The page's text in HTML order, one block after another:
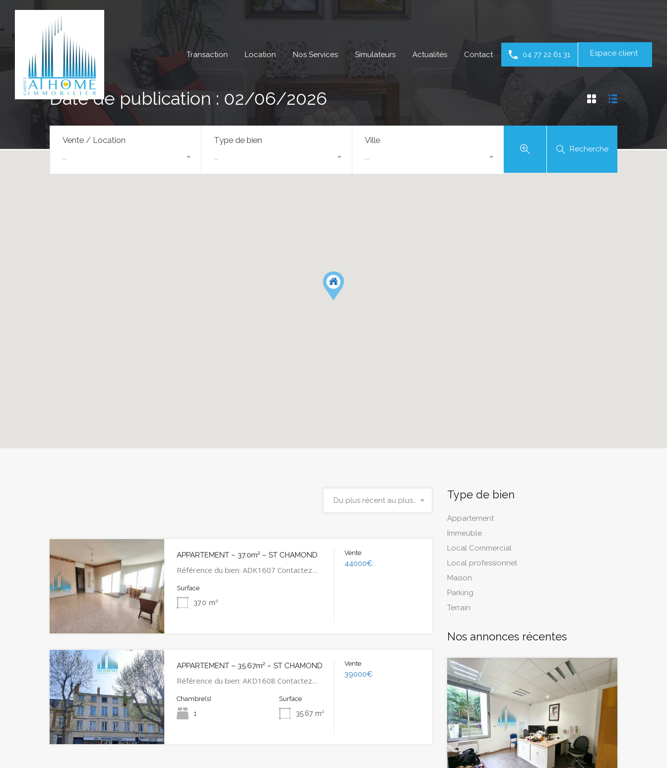
Transaction Location Nos Services Simulateurs Actualités Contact 04 77 22 61 31 Espace client
Date de publication : 02/06/2026
Vente / Location Type de bien Ville
Recherche
Du plus récent au plus ancien
APPARTEMENT – 37.0m² – ST CHAMOND
Référence du bien: ADK1607 Contactez…
Surface
37.0 m²
Vente
44000€
APPARTEMENT – 35.67m² – ST CHAMOND
Référence du bien: AKD1608 Contactez…
Chambre(s)
1
Surface
35.67 m²
Vente
39000€
Type de bien
Appartement
Immeuble
Local Commercial
Local professionnel
Maison
Parking
Terrain
Nos annonces récentes